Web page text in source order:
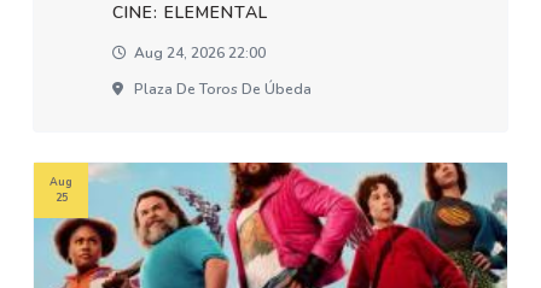
CINE: ELEMENTAL
Aug 24, 2026 22:00
Plaza De Toros De Úbeda
Aug
25